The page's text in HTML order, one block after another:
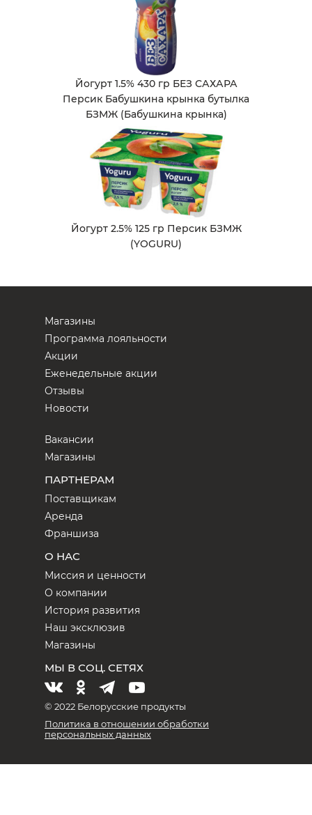
Йогурт 1.5% 430 гр БЕЗ САХАРА
Персик Бабушкина крынка бутылка
БЗМЖ (Бабушкина крынка)
Йогурт 2.5% 125 гр Персик БЗМЖ
(YOGURU)
Магазины
Программа лояльности
Акции
Еженедельные акции
Отзывы
Новости
Вакансии
Магазины
ПАРТНЕРАМ
Поставщикам
Аренда
Франшиза
О НАС
Миссия и ценности
О компании
История развития
Наш эксклюзив
Магазины
МЫ В СОЦ. СЕТЯХ
© 2022 Белорусские продукты
Политика в отношении обработки
персональных данных